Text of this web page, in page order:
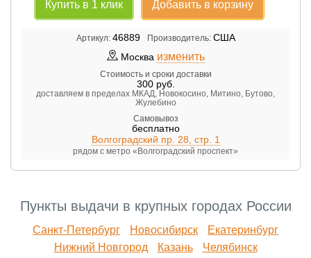
Купить в 1 клик Добавить в корзину
Артикул: 46889 Производитель: США
Москва изменить
Стоимость и сроки доставки
300руб.
доставляем в пределах МКАД, Новокосино, Митино, Бутово,
Жулебино
Самовывоз
бесплатно
Волгоградский пр. 28, стр. 1
рядом с метро «Волгоградский проспект»
Пункты выдачи в крупных городах России
Санкт-Петербург Новосибирск
Екатеринбург
Нижний Новгород
Казань
Челябинск